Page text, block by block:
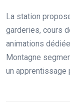
La station
garderies, cours
animations
Montagne
un